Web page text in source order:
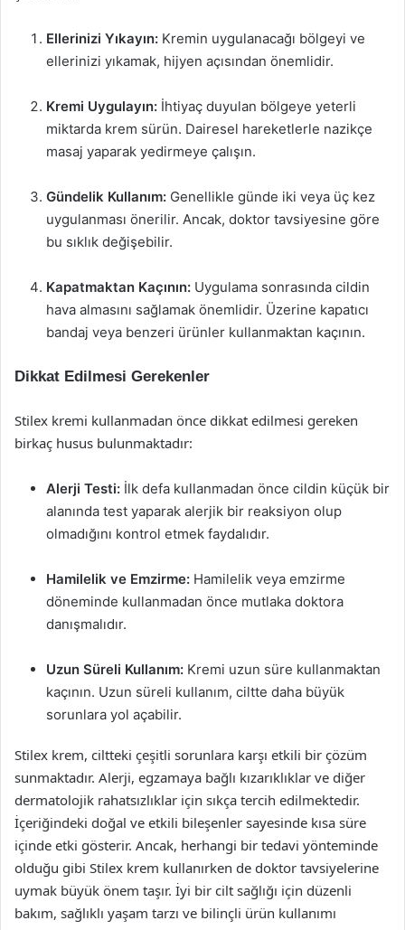
Ellerinizi Yıkayın: Kremin uygulanacağı bölgeyi ve
ellerinizi yıkamak, hijyen açısından önemlidir.
Kremi Uygulayın: İhtiyaç duyulan bölgeye yeterli
miktarda krem sürün. Dairesel hareketlerle nazikçe
masaj yaparak yedirmeye çalışın.
Gündelik Kullanım: Genellikle günde iki veya üç kez
uygulanması önerilir. Ancak, doktor tavsiyesine göre
bu sıklık değişebilir.
Kapatmaktan Kaçının: Uygulama sonrasında cildin
hava almasını sağlamak önemlidir. Üzerine kapatıcı
bandaj veya benzeri ürünler kullanmaktan kaçının.
Dikkat Edilmesi Gerekenler
Stilex kremi kullanmadan önce dikkat edilmesi gereken
birkaç husus bulunmaktadır:
Alerji Testi: İlk defa kullanmadan önce cildin küçük bir
alanında test yaparak alerjik bir reaksiyon olup
olmadığını kontrol etmek faydalıdır.
Hamilelik ve Emzirme: Hamilelik veya emzirme
döneminde kullanmadan önce mutlaka doktora
danışmalıdır.
Uzun Süreli Kullanım: Kremi uzun süre kullanmaktan
kaçının. Uzun süreli kullanım, ciltte daha büyük
sorunlara yol açabilir.
Stilex krem, ciltteki çeşitli sorunlara karşı etkili bir çözüm
sunmaktadır. Alerji, egzamaya bağlı kızarıklıklar ve diğer
dermatolojik rahatsızlıklar için sıkça tercih edilmektedir.
İçeriğindeki doğal ve etkili bileşenler sayesinde kısa süre
içinde etki gösterir. Ancak, herhangi bir tedavi yönteminde
olduğu gibi Stilex krem kullanırken de doktor tavsiyelerine
uymak büyük önem taşır. İyi bir cilt sağlığı için düzenli
bakım, sağlıklı yaşam tarzı ve bilinçli ürün kullanımı